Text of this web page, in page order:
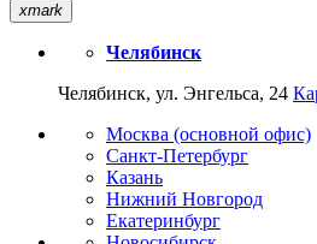
xmark
Челябинск
Челябинск, ул. Энгельса, 24
Москва (основной офис)
Санкт-Петербург
Казань
Нижний Новгород
Екатеринбург